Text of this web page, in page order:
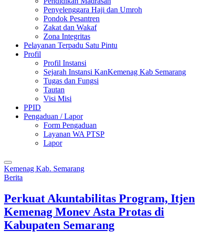
Penyelenggara Haji dan Umroh
Pondok Pesantren
Zakat dan Wakaf
Zona Integritas
Pelayanan Terpadu Satu Pintu
Profil
Profil Instansi
Sejarah Instansi KanKemenag Kab Semarang
Tugas dan Fungsi
Tautan
Visi Misi
PPID
Pengaduan / Lapor
Form Pengaduan
Layanan WA PTSP
Lapor
Kemenag Kab. Semarang
Berita
Perkuat Akuntabilitas Program, Itjen
Kemenag Monev Asta Protas di
Kabupaten Semarang